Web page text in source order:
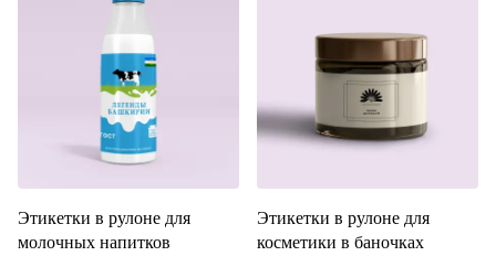
Этикетки в рулоне для
молочных напитков
Этикетки в рулоне для
косметики в баночках